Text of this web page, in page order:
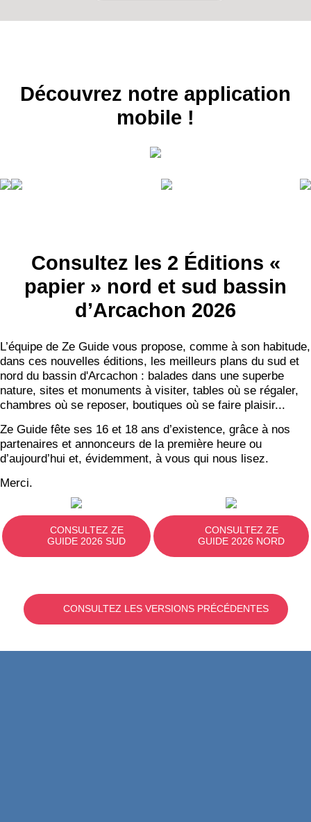
Découvrez notre application
mobile !
Consultez les 2 Éditions «
papier » nord et sud bassin
d’Arcachon 2026
L’équipe de Ze Guide vous propose, comme à son habitude,
dans ces nouvelles éditions, les meilleurs plans du sud et
nord du bassin d'Arcachon : balades dans une superbe
nature, sites et monuments à visiter, tables où se régaler,
chambres où se reposer, boutiques où se faire plaisir...
Ze Guide fête ses 16 et 18 ans d’existence, grâce à nos
partenaires et annonceurs de la première heure ou
d’aujourd’hui et, évidemment, à vous qui nous lisez.
Merci.
CONSULTEZ ZE
GUIDE 2026 SUD
CONSULTEZ ZE
GUIDE 2026 NORD
CONSULTEZ LES VERSIONS PRÉCÉDENTES